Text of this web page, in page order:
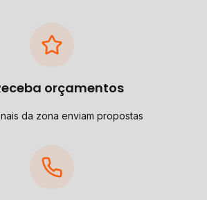
orçamentos
da zona enviam propostas